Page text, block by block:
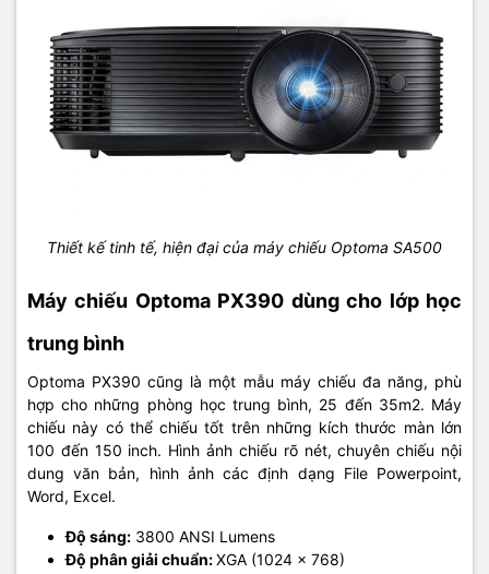
Thiết kế tinh tế, hiện đại của máy chiếu Optoma SA500
Máy chiếu Optoma PX390 dùng cho lớp học
trung bình
Optoma PX390 cũng là một mẫu máy chiếu đa năng, phù
hợp cho những phòng học trung bình, 25 đến 35m2. Máy
chiếu này có thể chiếu tốt trên những kích thước màn lớn
100 đến 150 inch. Hình ảnh chiếu rõ nét, chuyên chiếu nội
dung văn bản, hình ảnh các định dạng File Powerpoint,
Word, Excel.
Độ sáng: 3800 ANSI Lumens
Độ phân giải chuẩn:XGA (1024 × 768)